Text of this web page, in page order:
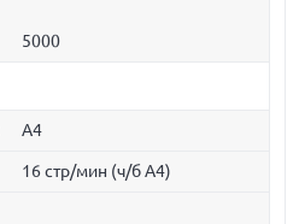
5000
A4
16 стр/мин (ч/б А4)